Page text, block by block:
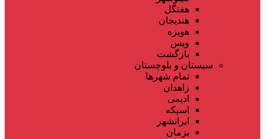
هفتگل
هندیجان
هویزه
ویس
بازگشت
سیستان و بلوچستان
تمام شهر‌ها
زاهدان
ادیمی
اسپکه
ایرانشهر
بزمان